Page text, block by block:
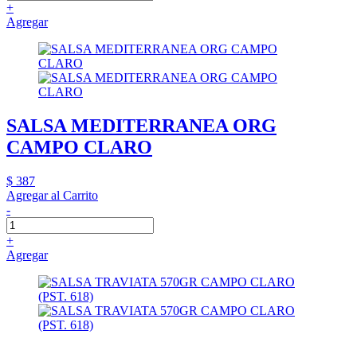
+
Agregar
SALSA MEDITERRANEA ORG
CAMPO CLARO
$ 387
Agregar al Carrito
-
+
Agregar